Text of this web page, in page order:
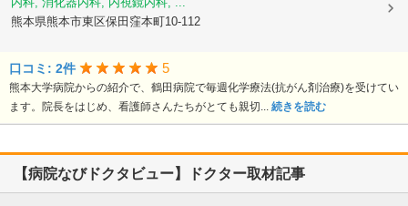
熊本県熊本市東区保田窪本町10-112
口コミ: 2件 5
熊本大学病院からの紹介で、鶴田病院で毎週化学療法(抗がん剤治療)を受けてい
ます。院長をはじめ、看護師さんたちがとても親切... 続きを読む
【病院なびドクタビュー】ドクター取材記事